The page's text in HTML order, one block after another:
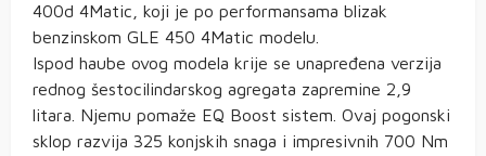
400d 4Matic, koji je po performansama blizak
benzinskom GLE 450 4Matic modelu.
Ispod haube ovog modela krije se unapređena verzija
rednog šestocilindarskog agregata zapremine 2,9
litara. Njemu pomaže EQ Boost sistem. Ovaj pogonski
sklop razvija 325 konjskih snaga i impresivnih 700 Nm